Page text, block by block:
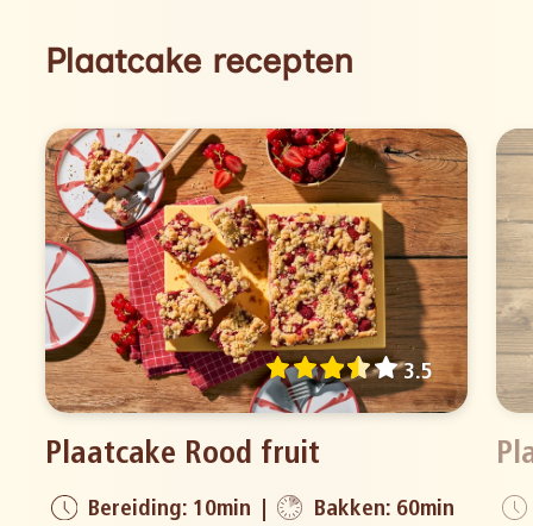
Plaatcake recepten
Plaatcake Rood fruit
Bereiding: 10min Bakken: 60min
3.5